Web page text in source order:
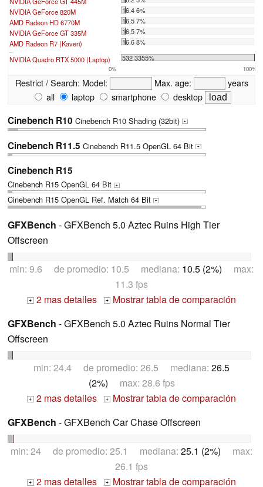
NVIDIA GeForce 820M
16.4 6%
AMD Radeon HD 6770M
16.5 7%
NVIDIA GeForce GT 335M
16.5 7%
AMD Radeon R7 (Kaveri)
16.6 8%
NVIDIA Quadro RTX 5000 (Laptop) 532 3355%
0% 100%
Restrict / Search: Model: Max. age:
years
all
laptop smartphone desktop
Cinebench R10 Cinebench R10 Shading (32bit) +
Cinebench R11.5 Cinebench R11.5 OpenGL 64 Bit +
Cinebench R15
Cinebench R15 OpenGL 64 Bit +
Cinebench R15 OpenGL Ref. Match 64 Bit +
GFXBench - GFXBench 5.0 Aztec Ruins High Tier
Offscreen
min: 9.6 de promedio: 10.5 mediana: 10.5 (2%) max:
11.3 fps
+ 2 mas detalles +
Mostrar tabla de comparación
GFXBench - GFXBench 5.0 Aztec Ruins Normal Tier
Offscreen
min: 24.4 de promedio: 26.5 mediana: 26.5
(2%) max: 28.6 fps
+ 2 mas detalles +
Mostrar tabla de comparación
GFXBench - GFXBench Car Chase Offscreen
min: 24 de promedio: 25.1 mediana: 25.1 (2%) max:
26.1 fps
+ 2 mas detalles +
Mostrar tabla de comparación